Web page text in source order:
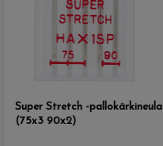
Super Stretch -pallokärkineula
(75x3 90x2)